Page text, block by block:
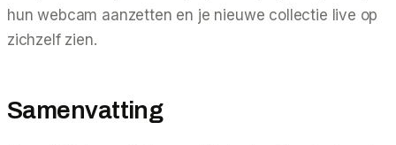
hun webcam aanzetten en je nieuwe collectie live op
zichzelf zien.
Samenvatting